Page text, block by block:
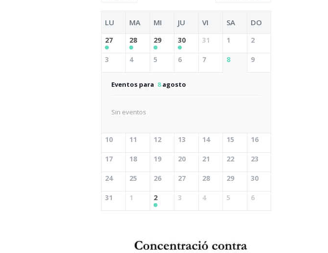
LU MA MI JU VI SA DO
27 28 29 30 31 1 2
3 4 5 6 7 8 9
Eventos para 8agosto
Sin eventos
10 11 12 13 14 15 16
17 18 19 20 21 22 23
24 25 26 27 28 29 30
31 1 2 3 4 5 6